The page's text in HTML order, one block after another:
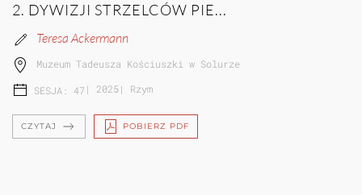
2. DYWIZJI STRZELCÓW PIE...
Teresa Ackermann
Muzeum Tadeusza Kościuszki w Solurze
SESJA: 47 | 2025| Rzym
CZYTAJ POBIERZ PDF